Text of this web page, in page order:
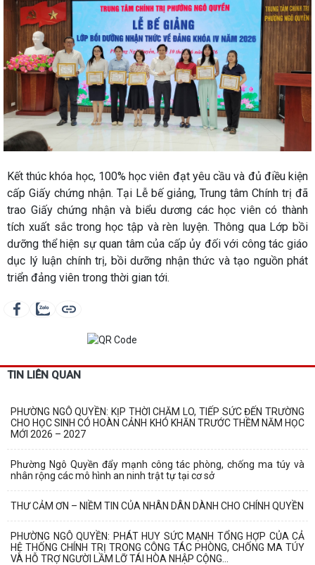
Kết thúc khóa học, 100% học viên đạt yêu cầu và đủ điều kiện
cấp Giấy chứng nhận. Tại Lễ bế giảng, Trung tâm Chính trị đã
trao Giấy chứng nhận và biểu dương các học viên có thành
tích xuất sắc trong học tập và rèn luyện. Thông qua Lớp bồi
dưỡng thể hiện sự quan tâm của cấp ủy đối với công tác giáo
dục lý luận chính trị, bồi dưỡng nhận thức và tạo nguồn phát
triển đảng viên trong thời gian tới.
TIN LIÊN QUAN
PHƯỜNG NGÔ QUYỀN: KỊP THỜI CHĂM LO, TIẾP SỨC ĐẾN TRƯỜNG
CHO HỌC SINH CÓ HOÀN CẢNH KHÓ KHĂN TRƯỚC THỀM NĂM HỌC
MỚI 2026 – 2027
Phường Ngô Quyền đẩy mạnh công tác phòng, chống ma túy và
nhân rộng các mô hình an ninh trật tự tại cơ sở
THƯ CẢM ƠN – NIỀM TIN CỦA NHÂN DÂN DÀNH CHO CHÍNH QUYỀN
PHƯỜNG NGÔ QUYỀN: PHÁT HUY SỨC MẠNH TỔNG HỢP CỦA CẢ
HỆ THỐNG CHÍNH TRỊ TRONG CÔNG TÁC PHÒNG, CHỐNG MA TÚY
VÀ HỖ TRỢ NGƯỜI LẦM LỠ TÁI HÒA NHẬP CỘNG...